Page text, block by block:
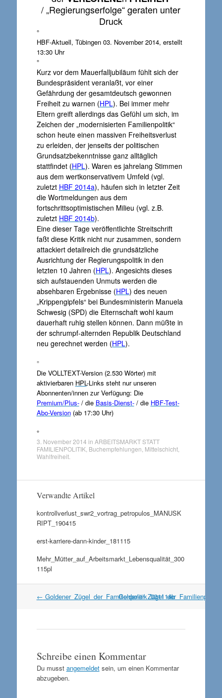
/ „Regierungserfolge“ geraten unter
Druck
°
HBF-Aktuell, Tübingen 03. November 2014, erstellt
13:30 Uhr
°
Kurz vor dem Mauerfalljubiläum fühlt sich der
Bundespräsident veranlaßt, vor einer
Gefährdung der gesamtdeutsch gewonnen
Freiheit zu warnen (HPL). Bei immer mehr
Eltern greift allerdings das Gefühl um sich, im
Zeichen der „modernisierten Familienpolitik“
schon heute einen massiven Freiheitsverlust
zu erleiden, der jenseits der politischen
Grundsatzbekenntnisse ganz alltäglich
stattfindet (HPL). Waren es jahrelang Stimmen
aus dem wertkonservativem Umfeld (vgl.
zuletzt HBF 2014a), häufen sich in letzter Zeit
die Wortmeldungen aus dem
fortschrittsoptimistischen Milieu (vgl. z.B.
zuletzt HBF 2014b).
Eine dieser Tage veröffentlichte Streitschrift
faßt diese Kritik nicht nur zusammen, sondern
attackiert detailreich die grundsätzliche
Ausrichtung der Regierungspolitik in den
letzten 10 Jahren (HPL). Angesichts dieses
sich aufstauenden Unmuts werden die
absehbaren Ergebnisse (HPL) des neuen
„Krippengipfels“ bei Bundesministerin Manuela
Schwesig (SPD) die Elternschaft wohl kaum
dauerhaft ruhig stellen können. Dann müßte in
der schrumpf-alternden Republik Deutschland
neu gerechnet werden (HPL).
°
Die VOLLTEXT-Version (2.530 Wörter) mit
aktivierbaren HPL-Links steht nur unseren
Abonnenten/innen zur Verfügung: Die
Premium/Plus-/ die Basis-Dienst-/ die HBF-Test-
Abo-Version(ab 17:30 Uhr)
°
3. November 2014 in ARBEITSMARKT STATT
FAMILIENPOLITIK, Buchempfehlungen Mittelschicht,
Wahlfreiheit.
Verwandte Artikel
kontrollverlust_swr2_vortrag_petropulos_MANUSK
RIPT_190415
erst-karriere-dann-kinder_181115
Mehr_Mütter_auf_Arbeitsmarkt_Lebensqualität_300
115pl
Artikel
← Goldener_Zügel_der_Familienpolitik_031114b
Schreibe einen Kommentar
Du musst angemeldetsein, um einen Kommentar
abzugeben.